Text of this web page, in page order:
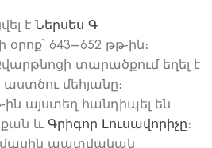
է Ներսես Գ
643–652 թթ-ին։
տարածքում եղել է
մեհյանը։
ին այստեղ հանդիպել են
և Գրիգոր Լուսավորիչը։
պատմական